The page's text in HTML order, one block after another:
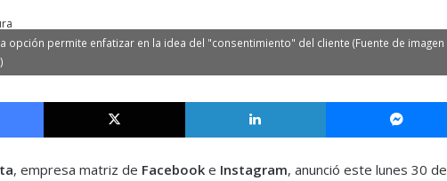
opción permite enfatizar en la idea del "consentimiento" del cliente (Fuente de imagen
Facebook X LinkedIn
, empresa matriz de Facebooke Instagram, anunció este lunes 30 de